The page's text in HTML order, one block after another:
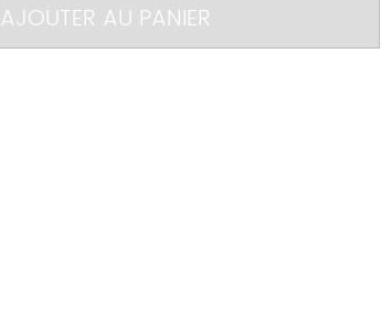
AJOUTER AU PANIER